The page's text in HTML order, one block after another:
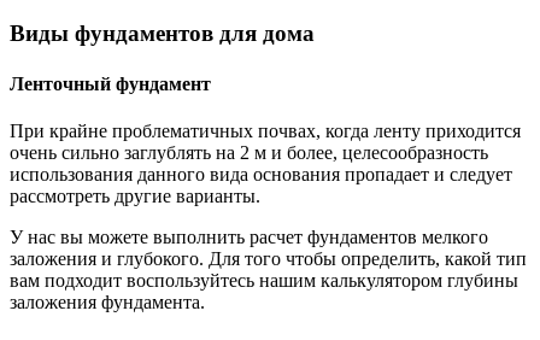
Виды фундаментов для дома
Ленточный фундамент
При крайне проблематичных почвах, когда ленту приходится
очень сильно заглублять на 2 м и более, целесообразность
использования данного вида основания пропадает и следует
рассмотреть другие варианты.
У нас вы можете выполнить расчет фундаментов мелкого
заложения и глубокого. Для того чтобы определить, какой тип
вам подходит воспользуйтесь нашим калькулятором глубины
заложения фундамента.